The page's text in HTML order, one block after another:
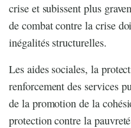
crise et subissent plus
de combat contre la crise
inégalités structurelles.
Les aides sociales, la
renforcement des services
de la promotion de la
protection contre la